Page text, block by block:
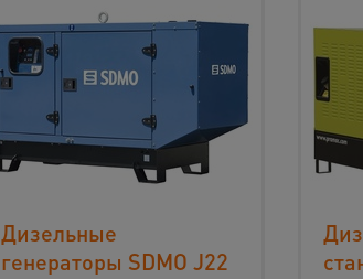
Дизельные
генераторы SDMO J22